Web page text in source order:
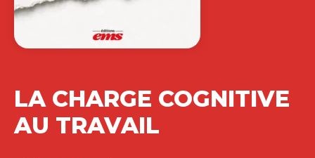
LA CHARGE COGNITIVE
AU TRAVAIL